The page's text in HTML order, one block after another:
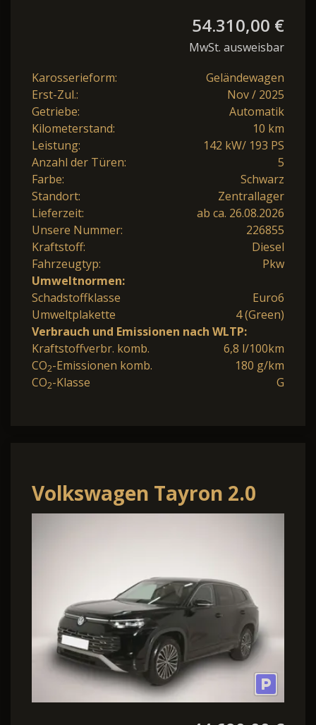
54.310,00 €
MwSt. ausweisbar
Karosserieform:
Geländewagen
Erst-Zul.:
Nov / 2025
Getriebe:
Automatik
Kilometerstand:
10 km
Leistung:
142 kW/ 193 PS
Anzahl der Türen:
5
Farbe:
Schwarz
Standort:
Zentrallager
Lieferzeit:
ab ca. 26.08.2026
Unsere Nummer:
226855
Kraftstoff:
Diesel
Fahrzeugtyp:
Pkw
Umweltnormen:
Schadstoffklasse
Euro6
Umweltplakette
4 (Green)
Verbrauch und Emissionen nach WLTP:
Kraftstoffverbr. komb.
6,8 l/100km
CO2-Emissionen komb.
180 g/km
CO2-Klasse G
Volkswagen Tayron 2.0
TDI 4Motion Elegance